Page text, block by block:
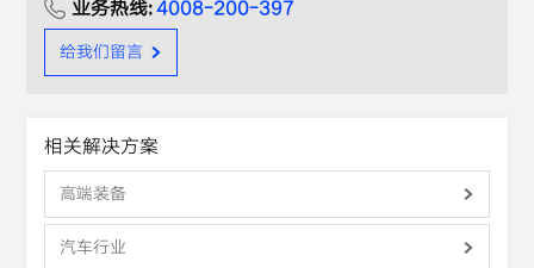
业务热线:4008-200-397
给我们留言
相关解决方案
高端装备
汽车行业